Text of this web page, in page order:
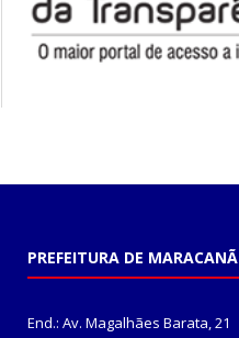
PREFEITURA DE MARACANÃ
End.: Av. Magalhães Barata, 21